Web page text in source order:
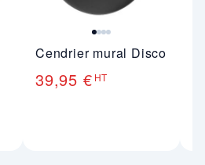
Cendrier mural Disco
39,95 € HT